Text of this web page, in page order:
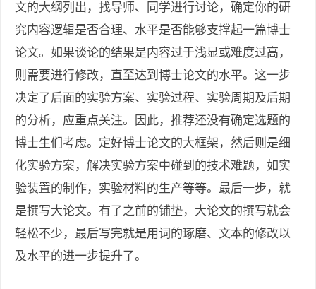
文的大纲列出，找导师、同学进行讨论，确定你的研
究内容逻辑是否合理、水平是否能够支撑起一篇博士
论文。如果谈论的结果是内容过于浅显或难度过高，
则需要进行修改，直至达到博士论文的水平。这一步
决定了后面的实验方案、实验过程、实验周期及后期
的分析，应重点关注。因此，推荐还没有确定选题的
博士生们考虑。定好博士论文的大框架，然后则是细
化实验方案，解决实验方案中碰到的技术难题，如实
验装置的制作，实验材料的生产等等。最后一步，就
是撰写大论文。有了之前的铺垫，大论文的撰写就会
轻松不少，最后写完就是用词的琢磨、文本的修改以
及水平的进一步提升了。